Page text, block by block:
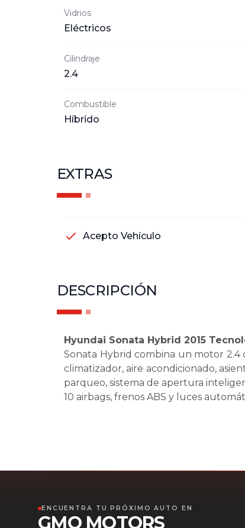
Vidrios
Eléctricos
Cilindraje
2.4
Combustible
Híbrido
EXTRAS
Acepto Vehículo
DESCRIPCIÓN
Hyundai Sonata Hybrid 2015
Sonata Hybrid combina un motor
climatizador, aire acondicionado,
parqueo, sistema de apertura
10 airbags, frenos ABS y luces
ENCUENTRA TU PRÓXIMO AUTO EN
GMQ MOTORS